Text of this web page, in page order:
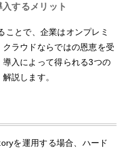
するメリット
とで、企業はオンプレミ
ラウドならではの恩恵を受
入によって得られる3つの
説します。
を運用する場合、ハード